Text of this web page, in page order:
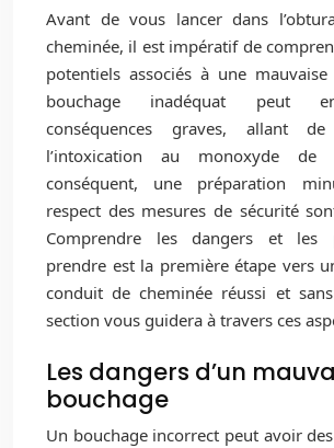
Avant de vous lancer dans
cheminée, il est impératif de
potentiels associés à une
bouchage inadéquat peut
conséquences graves, allant
l’intoxication au monoxyde de
conséquent, une préparation
respect des mesures de sécurité
Comprendre les dangers et les
prendre est la première étape vers
conduit de cheminée réussi et
section vous guidera à travers ces
Les dangers d’un
bouchage
Un bouchage incorrect peut avoir